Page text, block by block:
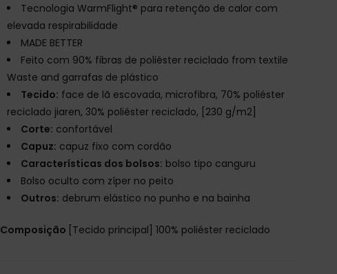
Tecnologia WarmFlight® para retenção de calor com
elevada respirabilidade
MADE BETTER
Feito com 90% fibras de poliéster reciclado from textile
Waste and garrafas de plástico
Tecido: face de lã escovada, microfibra, 70% poliéster
reciclado jiaren, 30% poliéster reciclado, [230 g/m2]
Corte: confortável
Capuz: capuz fixo com cordão
Características dos bolsos: bolso tipo canguru
Bolso oculto com zíper no peito
Outros: debrum elástico no punho e na bainha
Composição [Tecido principal] 100% poliéster reciclado